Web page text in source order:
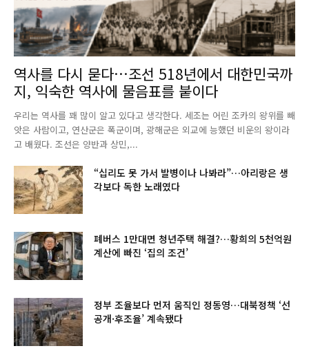
역사를 다시 묻다…조선 518년에서 대한민국까
지, 익숙한 역사에 물음표를 붙이다
우리는 역사를 꽤 많이 알고 있다고 생각한다. 세조는 어린 조카의 왕위를 빼
앗은 사람이고, 연산군은 폭군이며, 광해군은 외교에 능했던 비운의 왕이라
고 배웠다. 조선은 양반과 상민,...
“십리도 못 가서 발병이나 나봐라”…아리랑은 생
각보다 독한 노래였다
폐버스 1만대면 청년주택 해결?…황희의 5천억원
계산에 빠진 ‘집의 조건’
정부 조율보다 먼저 움직인 정동영…대북정책 ‘선
공개·후조율’ 계속됐다